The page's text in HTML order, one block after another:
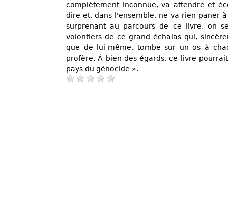
complètement inconnue, va attendre et
dire et, dans l'ensemble, ne va rien paner
surprenant au parcours de ce livre, on
volontiers de ce grand échalas qui,
que de lui-même, tombe sur un os à
profère. À bien des égards, ce livre
pays du génocide ».